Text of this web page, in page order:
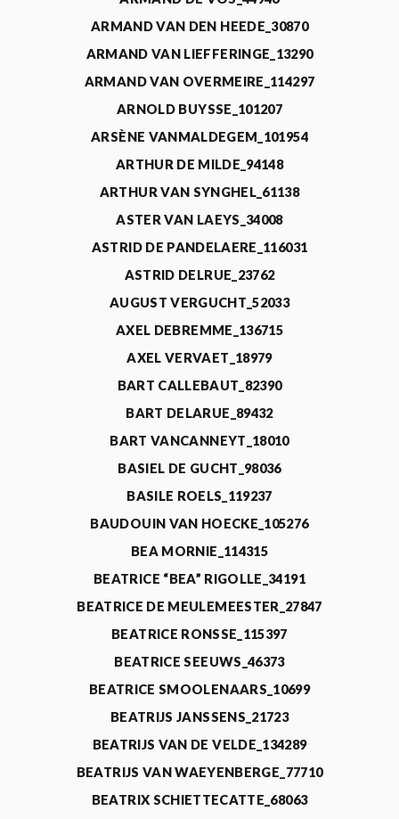
ARMAND VAN DEN HEEDE_30870
ARMAND VAN LIEFFERINGE_13290
ARMAND VAN OVERMEIRE_114297
ARNOLD BUYSSE_101207
ARSÈNE VANMALDEGEM_101954
ARTHUR DE MILDE_94148
ARTHUR VAN SYNGHEL_61138
ASTER VAN LAEYS_34008
ASTRID DE PANDELAERE_116031
ASTRID DELRUE_23762
AUGUST VERGUCHT_52033
AXEL DEBREMME_136715
AXEL VERVAET_18979
BART CALLEBAUT_82390
BART DELARUE_89432
BART VANCANNEYT_18010
BASIEL DE GUCHT_98036
BASILE ROELS_119237
BAUDOUIN VAN HOECKE_105276
BEA MORNIE_114315
BEATRICE “BEA” RIGOLLE_34191
BEATRICE DE MEULEMEESTER_27847
BEATRICE RONSSE_115397
BEATRICE SEEUWS_46373
BEATRICE SMOOLENAARS_10699
BEATRIJS JANSSENS_21723
BEATRIJS VAN DE VELDE_134289
BEATRIJS VAN WAEYENBERGE_77710
BEATRIX SCHIETTECATTE_68063